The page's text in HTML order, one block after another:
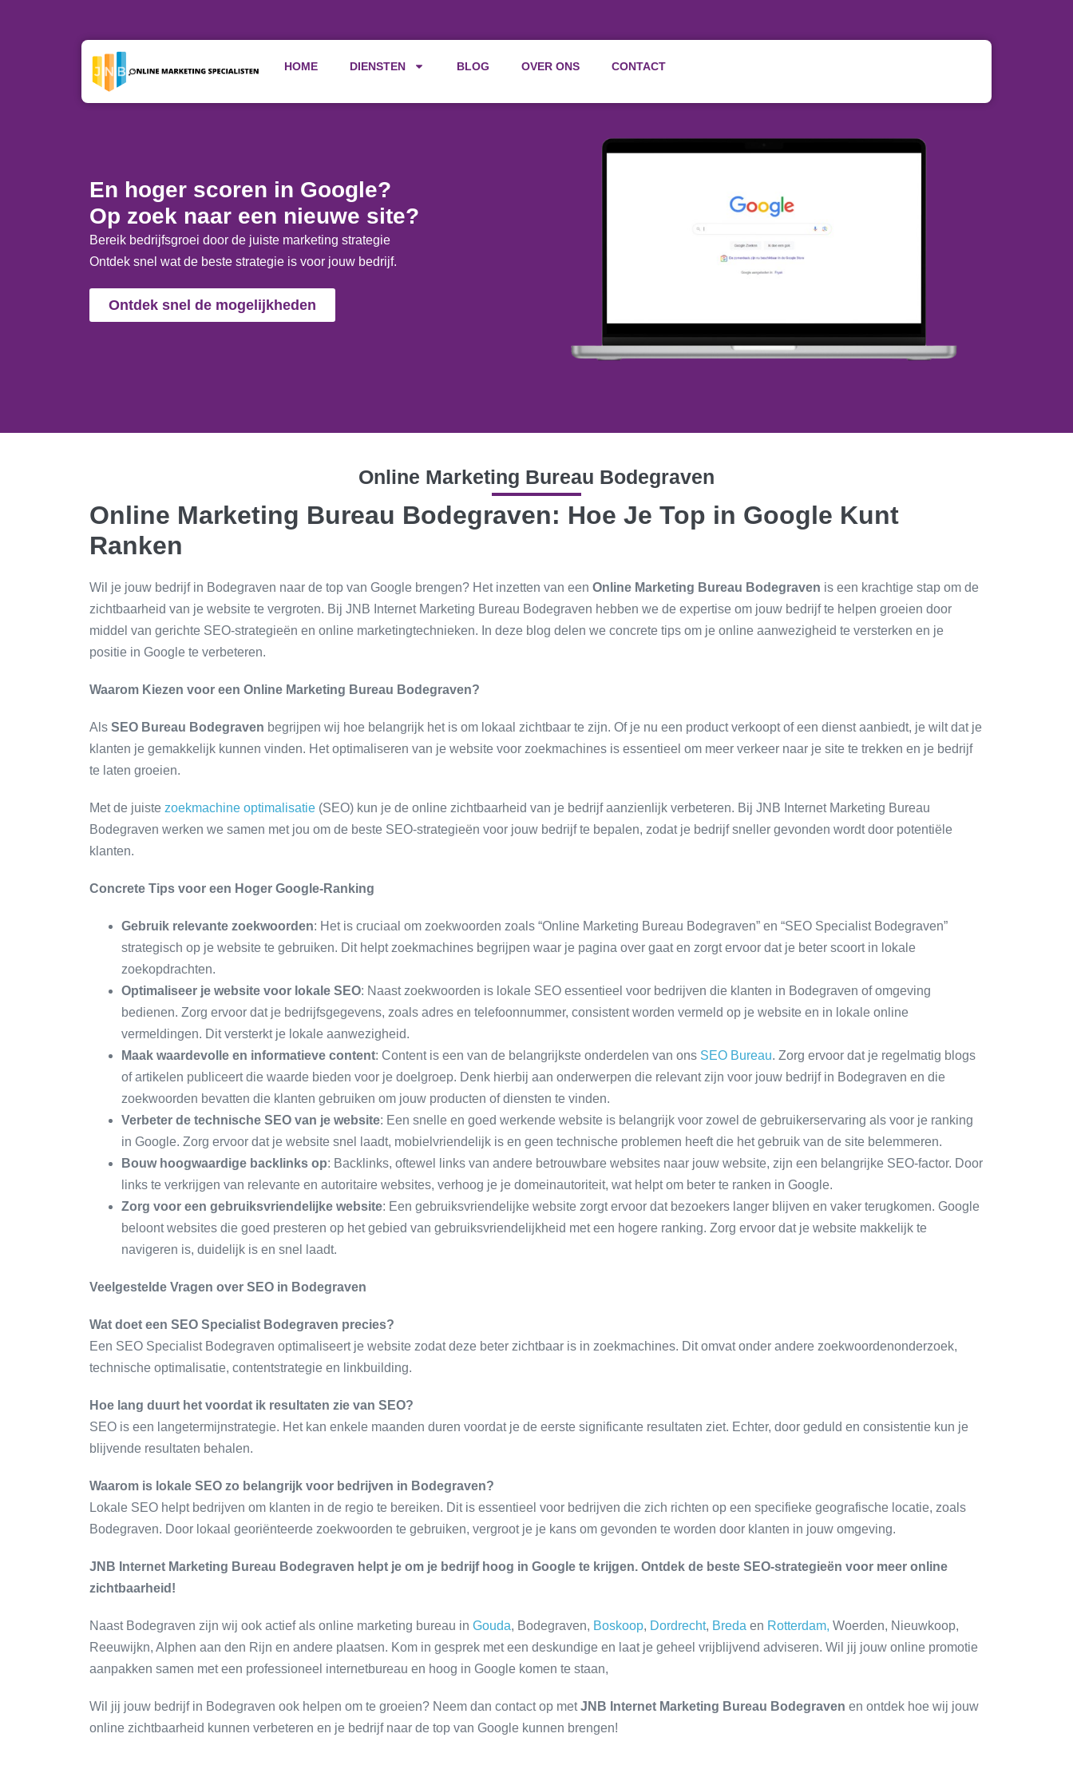
HOME DIENSTEN BLOG OVER ONS CONTACT
En hoger scoren in Google?
Op zoek naar een nieuwe site?
Bereik bedrijfsgroei door de juiste marketing strategie
Ontdek snel wat de beste strategie is voor jouw bedrijf.
Ontdek snel de mogelijkheden
Online Marketing Bureau Bodegraven
Online Marketing Bureau Bodegraven: Hoe Je Top in Google Kunt
Ranken
Wil je jouw bedrijf in Bodegraven naar de top van Google brengen? Het inzetten van een Online Marketing Bureau Bodegraven is een krachtige stap om de
zichtbaarheid van je website te vergroten. Bij JNB Internet Marketing Bureau Bodegraven hebben we de expertise om jouw bedrijf te helpen groeien door
middel van gerichte SEO-strategieën en online marketingtechnieken. In deze blog delen we concrete tips om je online aanwezigheid te versterken en je
positie in Google te verbeteren.
Waarom Kiezen voor een Online Marketing Bureau Bodegraven?
Als SEO Bureau Bodegraven begrijpen wij hoe belangrijk het is om lokaal zichtbaar te zijn. Of je nu een product verkoopt of een dienst aanbiedt, je wilt dat je
klanten je gemakkelijk kunnen vinden. Het optimaliseren van je website voor zoekmachines is essentieel om meer verkeer naar je site te trekken en je bedrijf
te laten groeien.
Met de juiste zoekmachine optimalisatie (SEO) kun je de online zichtbaarheid van je bedrijf aanzienlijk verbeteren. Bij JNB Internet Marketing Bureau
Bodegraven werken we samen met jou om de beste SEO-strategieën voor jouw bedrijf te bepalen, zodat je bedrijf sneller gevonden wordt door potentiële
klanten.
Concrete Tips voor een Hoger Google-Ranking
Gebruik relevante zoekwoorden: Het is cruciaal om zoekwoorden zoals “Online Marketing Bureau Bodegraven” en “SEO Specialist Bodegraven”
strategisch op je website te gebruiken. Dit helpt zoekmachines begrijpen waar je pagina over gaat en zorgt ervoor dat je beter scoort in lokale
zoekopdrachten.
Optimaliseer je website voor lokale SEO: Naast zoekwoorden is lokale SEO essentieel voor bedrijven die klanten in Bodegraven of omgeving
bedienen. Zorg ervoor dat je bedrijfsgegevens, zoals adres en telefoonnummer, consistent worden vermeld op je website en in lokale online
vermeldingen. Dit versterkt je lokale aanwezigheid.
Maak waardevolle en informatieve content: Content is een van de belangrijkste onderdelen van ons SEO Bureau. Zorg ervoor dat je regelmatig blogs
of artikelen publiceert die waarde bieden voor je doelgroep. Denk hierbij aan onderwerpen die relevant zijn voor jouw bedrijf in Bodegraven en die
zoekwoorden bevatten die klanten gebruiken om jouw producten of diensten te vinden.
Verbeter de technische SEO van je website: Een snelle en goed werkende website is belangrijk voor zowel de gebruikerservaring als voor je ranking
in Google. Zorg ervoor dat je website snel laadt, mobielvriendelijk is en geen technische problemen heeft die het gebruik van de site belemmeren.
Bouw hoogwaardige backlinks op: Backlinks, oftewel links van andere betrouwbare websites naar jouw website, zijn een belangrijke SEO-factor. Door
links te verkrijgen van relevante en autoritaire websites, verhoog je je domeinautoriteit, wat helpt om beter te ranken in Google.
Zorg voor een gebruiksvriendelijke website: Een gebruiksvriendelijke website zorgt ervoor dat bezoekers langer blijven en vaker terugkomen. Google
beloont websites die goed presteren op het gebied van gebruiksvriendelijkheid met een hogere ranking. Zorg ervoor dat je website makkelijk te
navigeren is, duidelijk is en snel laadt.
Veelgestelde Vragen over SEO in Bodegraven
Wat doet een SEO Specialist Bodegraven precies?
Een SEO Specialist Bodegraven optimaliseert je website zodat deze beter zichtbaar is in zoekmachines. Dit omvat onder andere zoekwoordenonderzoek,
technische optimalisatie, contentstrategie en linkbuilding.
Hoe lang duurt het voordat ik resultaten zie van SEO?
SEO is een langetermijnstrategie. Het kan enkele maanden duren voordat je de eerste significante resultaten ziet. Echter, door geduld en consistentie kun je
blijvende resultaten behalen.
Waarom is lokale SEO zo belangrijk voor bedrijven in Bodegraven?
Lokale SEO helpt bedrijven om klanten in de regio te bereiken. Dit is essentieel voor bedrijven die zich richten op een specifieke geografische locatie, zoals
Bodegraven. Door lokaal georiënteerde zoekwoorden te gebruiken, vergroot je je kans om gevonden te worden door klanten in jouw omgeving.
JNB Internet Marketing Bureau Bodegraven helpt je om je bedrijf hoog in Google te krijgen. Ontdek de beste SEO-strategieën voor meer online
zichtbaarheid!
Naast Bodegraven zijn wij ook actief als online marketing bureau in Gouda, Bodegraven, Boskoop, Dordrecht, Breda en Rotterdam, Woerden, Nieuwkoop,
Reeuwijkn, Alphen aan den Rijn en andere plaatsen. Kom in gesprek met een deskundige en laat je geheel vrijblijvend adviseren. Wil jij jouw online promotie
aanpakken samen met een professioneel internetbureau en hoog in Google komen te staan,
Wil jij jouw bedrijf in Bodegraven ook helpen om te groeien? Neem dan contact op metJNB Internet Marketing Bureau Bodegraven en ontdek hoe wij jouw
online zichtbaarheid kunnen verbeteren en je bedrijf naar de top van Google kunnen brengen!